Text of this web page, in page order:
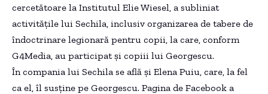
cercetătoare la Institutul Elie Wiesel, a subliniat
activitățile lui Sechila, inclusiv organizarea de tabere de
îndoctrinare legionară pentru copii, la care, conform
G4Media, au participat și copiii lui Georgescu.
În compania lui Sechila se află și Elena Puiu, care, la fel
ca el, îl susține pe Georgescu. Pagina de Facebook a